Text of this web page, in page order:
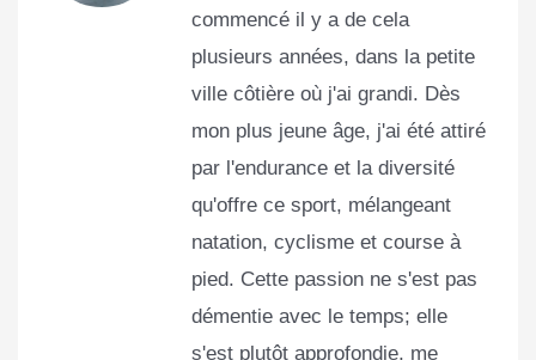
commencé il y a de cela
plusieurs années, dans la petite
ville côtière où j'ai grandi. Dès
mon plus jeune âge, j'ai été attiré
par l'endurance et la diversité
qu'offre ce sport, mélangeant
natation, cyclisme et course à
pied. Cette passion ne s'est pas
démentie avec le temps; elle
s'est plutôt approfondie, me